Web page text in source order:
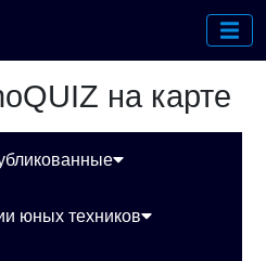
на карте
юных техников